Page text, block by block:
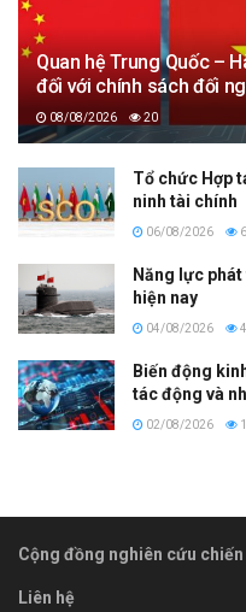
Quan hệ Trung Quốc –
đối với chính sách đối
08/08/2026 20
Tổ chức Hợp
ninh tài chính
06/08/2026
Năng lực
hiện nay
04/08/2026
Biến động
tác động và
02/08/2026
Cộng đồng nghiên cứu
Liên hệ